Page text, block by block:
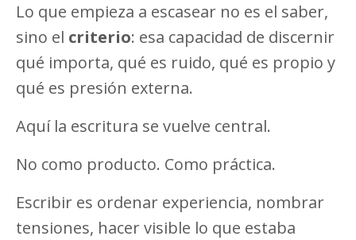
Lo que empieza a escasear no es el saber,
sino el criterio: esa capacidad de discernir
qué importa, qué es ruido, qué es propio y
qué es presión externa.
Aquí la escritura se vuelve central.
No como producto. Como práctica.
Escribir es ordenar experiencia, nombrar
tensiones, hacer visible lo que estaba